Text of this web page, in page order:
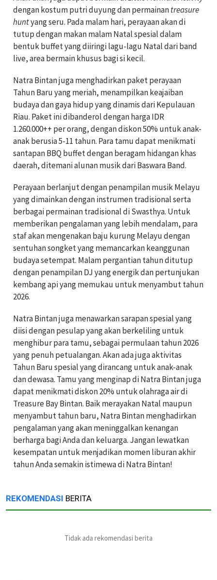
dengan kostum putri duyung dan permainantreasure
huntyang seru. Pada malam hari, perayaan akan di
tutup dengan makan malam Natal spesial dalam
bentuk buffet yang diiringi lagu-lagu Natal dari band
live, area bermain khusus bagi si kecil.
Natra Bintan juga menghadirkan paket perayaan
Tahun Baru yang meriah, menampilkan keajaiban
budaya dan gaya hidup yang dinamis dari Kepulauan
Riau. Paket ini dibanderol dengan harga IDR
1.260.000++ per orang, dengan diskon 50% untuk anak-
anak berusia 5-11 tahun. Para tamu dapat menikmati
santapan BBQ buffet dengan beragam hidangan khas
daerah, ditemani alunan musik dari Baswara Band.
Perayaan berlanjut dengan penampilan musik Melayu
yang dimainkan dengan instrumen tradisional serta
berbagai permainan tradisional di Swasthya. Untuk
memberikan pengalaman yang lebih mendalam, para
staf akan mengenakan baju kurung Melayu dengan
sentuhan songket yang memancarkan keanggunan
budaya setempat. Malam pergantian tahun ditutup
dengan penampilan DJ yang energik dan pertunjukan
kembang api yang memukau untuk menyambut tahun
2026.
Natra Bintan juga menawarkan sarapan spesial yang
diisi dengan pesulap yang akan berkeliling untuk
menghibur para tamu, sebagai permulaan tahun 2026
yang penuh petualangan. Akan ada juga aktivitas
Tahun Baru spesial yang dirancang untuk anak-anak
dan dewasa. Tamu yang menginap di Natra Bintan juga
dapat menikmati diskon 20% untuk olahraga air di
Treasure Bay Bintan. Baik merayakan Natal maupun
menyambut tahun baru, Natra Bintan menghadirkan
pengalaman yang akan meninggalkan kenangan
berharga bagi Anda dan keluarga. Jangan lewatkan
kesempatan untuk menjadikan momen liburan akhir
tahun Anda semakin istimewa di Natra Bintan!
REKOMENDASI BERITA
Tidak ada rekomendasi berita